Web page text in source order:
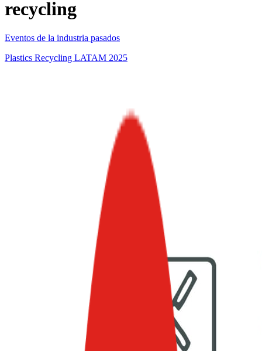
recycling
Eventos de la industria pasados
Plastics Recycling LATAM 2025